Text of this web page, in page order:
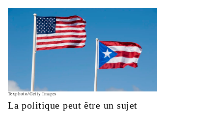
Texphoto/Getty Images
La politique peut être un sujet